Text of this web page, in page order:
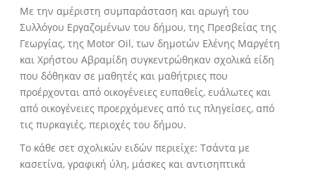
Με την αμέριστη συμπαράσταση και αρωγή του
Συλλόγου Εργαζομένων του δήμου, της Πρεσβείας της
Γεωργίας, της Motor Oil, των δημοτών Ελένης Μαργέτη
και Χρήστου Αβραμίδη συγκεντρώθηκαν σχολικά είδη
που δόθηκαν σε μαθητές και μαθήτριες που
προέρχονται από οικογένειες ευπαθείς, ευάλωτες και
από οικογένειες προερχόμενες από τις πληγείσες, από
τις πυρκαγιές, περιοχές του δήμου.
Το κάθε σετ σχολικών ειδών περιείχε: Τσάντα με
κασετίνα, γραφική ύλη, μάσκες και αντισηπτικά